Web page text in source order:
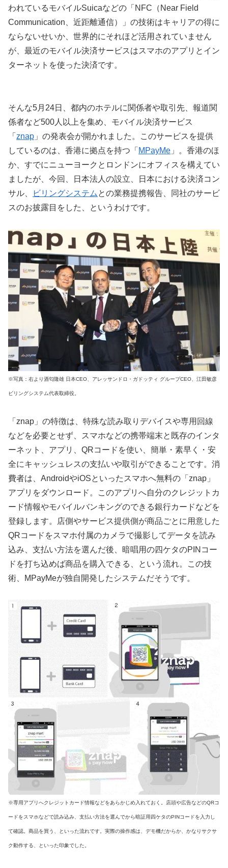
われているモバイルSuicaなどの「NFC（Near Field
Communication、近距離通信）」の技術はキャリアの得に
ならないせいか、世界的にそれほど活用されていません
が、最近のモバイル決済サービスはスマホのアプリとイン
ターネットを使った決済です。
そんな5月24日、都内のホテルに関係者や取引先、報道関
係者など500人以上を集め、モバイル決済サービス
「 znap 」の発表会が開かれました。このサービスを提供
しているのは、香港に拠点を持つ「 MPayMe 」。香港のほ
か、すでにニューヨークとロンドンにオフィスを構えてい
ましたが、今回、日本法人の設立、日本における決済コン
サル、
ビリングシステムとの業務提携報告、同社のサービ
スのお披露目をした、というわけです。
※写真：右より酒匂隆雄 日本CEO、アレッサンドロ・ガドッティ グループCEO、江田敏彦
ビリングシステム代表取締役。
「znap」の特徴は、特殊な読み取りデバイスや専用回線
などを必要とせず、スマホなどの携帯端末と既存のインタ
ーネット、アプリ、QRコードを使い、簡単・素早く・安
全にキャッシュレスの支払いや取引ができることです。消
費者は、AndroidやiOSといったスマホへ無料の「znap」
アプリをダウンロード。このアプリへ自分のクレジットカ
ード情報やモバイルバンキングのできる銀行カードなどを
登録します。店側やサービス提供側が商品ごとに用意した
QRコードをスマホ付属のカメラで撮影してデータを読み
込み、支払い方法を選んだ後、暗唱用の四ケタのPINコー
ドを打ち込めば商品を購入できる、という流れ。この技
術、MPayMeが独自開発したシステムだそうです。
※専用アプリへクレジットカード情報などをあらかじめ入れておく。店頭や広告などのQRコ
ードをスマホなどで読み込み、支払い方法を選んでから暗証用四ケタのPINコードを入力し
て確認。商品を買う、といった流れです。実際の操作感は、デモ機だからか、かなりサクサ
ク動作する、といった印象でした。